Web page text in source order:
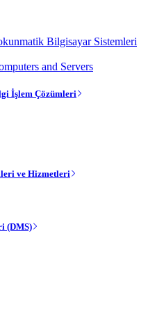
Bilgisayar Sistemleri
and Servers
İşlem Çözümleri
ve Hizmetleri
(DMS)